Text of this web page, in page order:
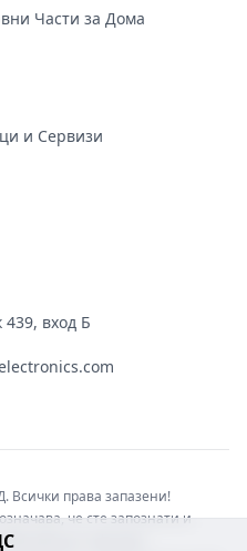
Части за Дома
и Сервизи
вход Б
Всички права запазени!
че сте запознати и
софтуера.